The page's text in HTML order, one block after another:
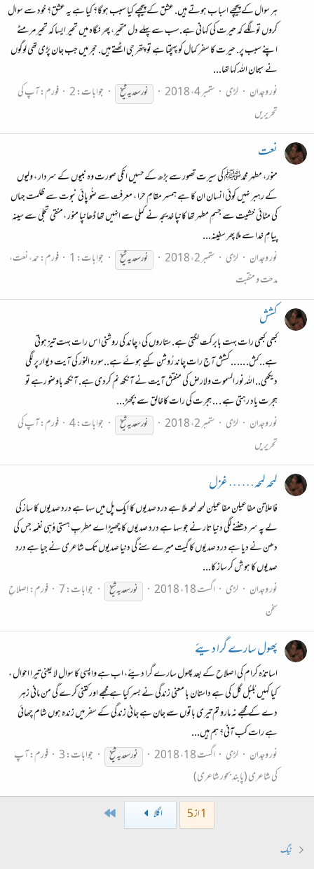
ہر سوال کے پیچھے اسباب ہوتے ہیں. عشق کے پیچھے کیا سبب ہوگا؟ کیا ہے یہ عشق؟ خود سے سوال
کروں تو لگے کہ حیرت کی کہانی ہے.سب سے پہلے دل متحیر، پھر نگاہ میں تحیر ایسا کہ تحیر مرمٹے
اپنے سبب پر. حیرت کا سفر کمال کو پہنچتا ہے تو پتھر جی اٹھتے ہیں. حجر میں جب جان پڑی تھی لوگوں
نے سبحان اللہ کہا تھا...
نور وجدان
لڑی ستمبر 4، 2018 نورسعدیہشیخ جوابات: 2 فورم:آپ کی
تحریریں
نعت
منور، مطہر محمدﷺ کی سیرت تصور سے بڑھ کےحسیں انکی صورت وہ نبیوں کے سردار ، ولیوں
کے رہبر نہیں کوئی انسان ان کا ہے ہمسر مقامِ حرا ، معرفت سے ضُو پائی نبوت سے ظلمت جہاں
کی مٹائی خشیت سے جسمِ مطہر تھا کانپا خدیجہ نے کملی سے انہیں تھا ڈھانپا منور ،منقی تجلی سے سینہ
پیامِ خدا سے ملا پھر سفینہ...
نور وجدان
لڑی ستمبر 2، 2018 نورسعدیہشیخ جوابات: 1 فورم:حمد، نعت،
مدحت و منقبت
کشش
کبھی کبھی رات بہت بابرکت لگتی ہے. ستاروں کی، چاند کی روشنی اس رات بہت تیز ہوتی
ہے..کش. ... .. کشش آج رات چاند رُوشن کِیے ہوئے ہے..سورہ النور کی آیت دیوار پر لگی
دیکھی.. اللہ نور السموت ولارض کی منقش آیت نے آنکھ نم کردی ہے. آنکھ باوضو رہے تو
ہجرت یاد رہتی ہے . .. ہجرت کی رات کاخالق سے بچھڑ...
نور وجدان
لڑی ستمبر 2، 2018 نورسعدیہشیخ جوابات: 4 فورم:آپ کی
تحریریں
لمحہ لمحہ… … غزل
فاعلاتن مفاعیلن مفاعیلن لمحہ لمحہ ملا ہے درد صدیوں کا ایک پل میں سہا ہے درد صدیوں کا ساز کی
لے پہ سر دھننے لگی دنیا تار نے جو سہا ہے درد صدیوں کا چھیڑ اے مطربِ ہستی وُہی نغمہ جس کی
دھن نے دیا ہے درد صدیوں کا گیت میرے سنے گی دنیا صدیوں تک شاعری نے جیا ہے درد
صدیوں کا ہوش کر ساز کا...
نور وجدان
لڑی اگست 18، 2018 نورسعدیہشیخ جوابات: 7 فورم:اِصلاحِ
سخن
پھول سارے گرا دیئے
اساتذہ کرام کی اصلاح کے بعد پھول سارے گرا دیئے، اب ہے واپسی کا سوال لا یعنی تیرا احوال ،
کیا کہیں بُلبُل گل کی ہے داستان با معنی زندگی نے بسر کیا ہے مجھے اور کتنی کرے گی من مانی زہر
دے کے مجھے نہ مارو تم تیری باتوں سے جان ہے جانی زندگی کے سفر میں زندہ ہوں شام چھائی
ہے رات کب آنی؟ ہم ہیں...
نور وجدان
لڑی اگست 18، 2018 نورسعدیہشیخ جوابات: 3 فورم:آپ
کی شاعری (پابندِ بحور شاعری)
1 از 5
اگلا
ٹیگ